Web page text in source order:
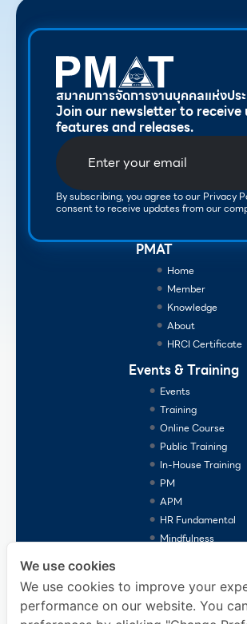
สมาคมการจัดการงานบุคคลแห่งประ
Join our newsletter to receive
features and releases.
By subscribing, you agree to our Privacy
consent to receive updates from our
PMAT
Home
Member
Knowledge
About
HRCI Certificate
Events & Training
Events
Training
Online Course
Public Training
In-House Training
PM
APM
HR Fundamental
Mindfulness
We use cookies
We use cookies to improve your
performance on our website. You